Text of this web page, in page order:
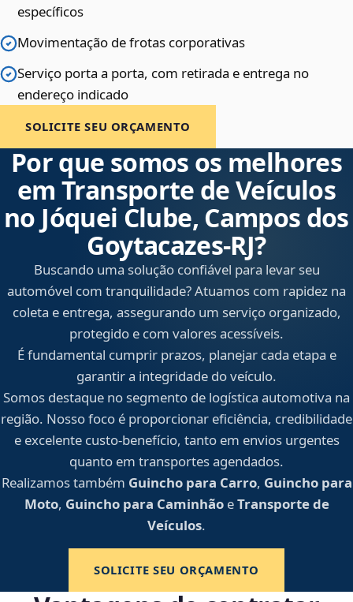
específicos
Movimentação de frotas corporativas
Serviço porta a porta, com retirada e entrega no
endereço indicado
SOLICITE SEU ORÇAMENTO
Por que somos os melhores
em Transporte de Veículos
no Jóquei Clube, Campos dos
Goytacazes‑RJ?
Buscando uma solução confiável para levar seu
automóvel com tranquilidade? Atuamos com rapidez na
coleta e entrega, assegurando um serviço organizado,
protegido e com valores acessíveis.
É fundamental cumprir prazos, planejar cada etapa e
garantir a integridade do veículo.
Somos destaque no segmento de logística automotiva na
região. Nosso foco é proporcionar eficiência, credibilidade
e excelente custo-benefício, tanto em envios urgentes
quanto em transportes agendados.
Realizamos também Guincho para Carro, Guincho para
Moto, Guincho para CaminhãoeTransporte de
Veículos.
SOLICITE SEU ORÇAMENTO